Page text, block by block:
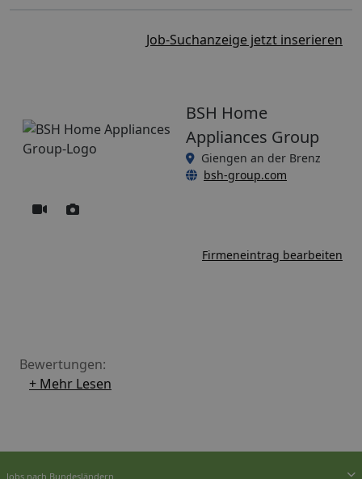
Job-Suchanzeige jetzt inserieren
BSH Home
Appliances Group
Giengen an der Brenz
bsh-group.com
Firmeneintrag bearbeiten
Bewertungen:
+ Mehr Lesen
Jobs nach Bundesländern